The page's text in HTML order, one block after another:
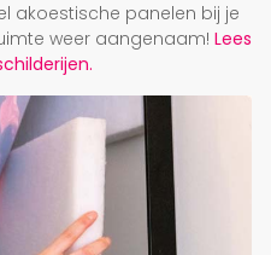
akoestische panelen bij je
weer aangenaam! Lees